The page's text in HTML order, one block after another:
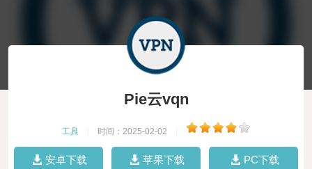
Pie云vqn
工具 时间：2025-02-02
安卓下载 苹果下载 PC下载